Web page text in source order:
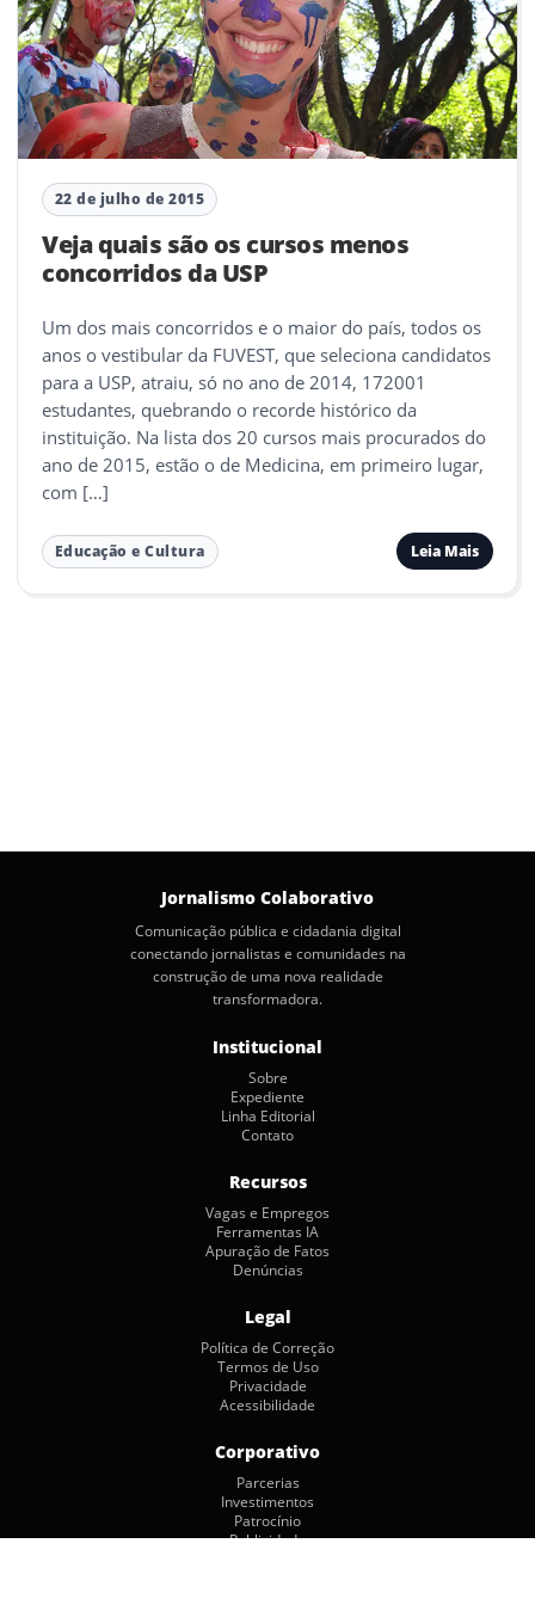
22 de julho de 2015
Veja quais são os cursos menos
concorridos da USP
Um dos mais concorridos e o maior do país, todos os
anos o vestibular da FUVEST, que seleciona candidatos
para a USP, atraiu, só no ano de 2014, 172001
estudantes, quebrando o recorde histórico da
instituição. Na lista dos 20 cursos mais procurados do
ano de 2015, estão o de Medicina, em primeiro lugar,
com […]
Educação e Cultura Leia Mais
Jornalismo Colaborativo
Comunicação pública e cidadania digital
conectando jornalistas e comunidades na
construção de uma nova realidade
transformadora.
Institucional
Sobre
Expediente
Linha Editorial
Contato
Recursos
Vagas e Empregos
Ferramentas IA
Apuração de Fatos
Denúncias
Legal
Política de Correção
Termos de Uso
Privacidade
Acessibilidade
Corporativo
Parcerias
Investimentos
Patrocínio
Publicidade